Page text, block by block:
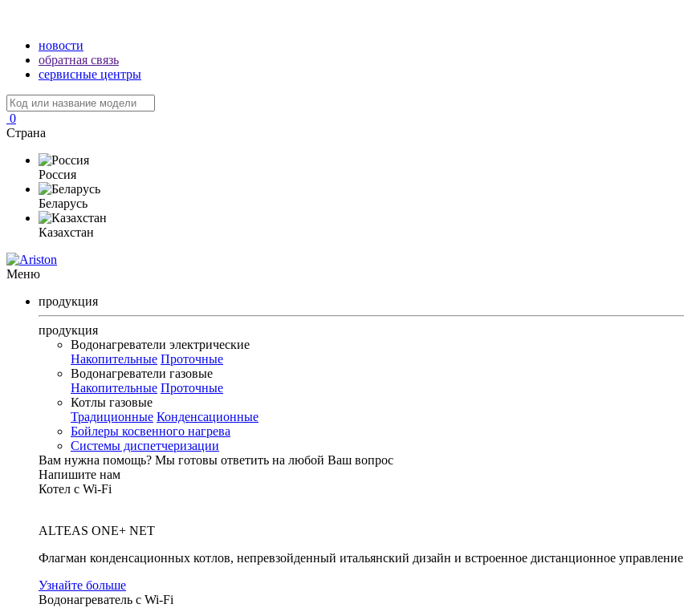
новости
обратная связь
сервисные центры
0
Страна
Россия
Беларусь
Казахстан
Меню
продукция
продукция
Водонагреватели электрические
Накопительные Проточные
Водонагреватели газовые
Накопительные Проточные
Котлы газовые
Традиционные Конденсационные
Бойлеры косвенного нагрева
Системы диспетчеризации
Вам нужна помощь? Мы готовы ответить на любой Ваш вопрос
Напишите нам
Котел с Wi-Fi
ALTEAS ONE+ NET
Флагман конденсационных котлов, непревзойденный итальянский дизайн и встроенное дистанционное управление
Узнайте больше
Водонагреватель с Wi-Fi